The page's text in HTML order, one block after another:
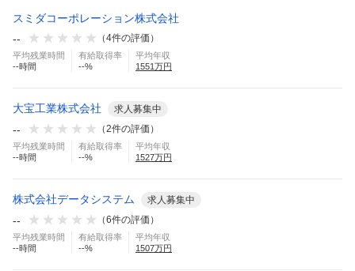
スミダコーポレーション株式会社
--
（4件の評価）
平均残業時間
--時間
有給取得率
--%
平均年収
1551 万円
大宝工業株式会社 求人募集中
-- （2件の評価）
平均残業時間
--時間
有給取得率
--%
平均年収
1527万円
株式会社データシステム 求人募集中
-- （6件の評価）
平均残業時間
--時間
有給取得率
--%
平均年収
1507万円